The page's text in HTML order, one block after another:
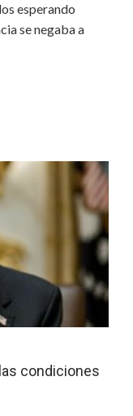
esperando
se negaba a
condiciones